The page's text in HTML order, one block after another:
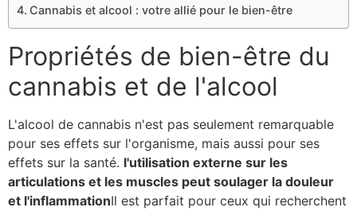
Cannabis et alcool : votre allié pour le bien-être
Propriétés de bien-être du
cannabis et de l'alcool
L'alcool de cannabis n'est pas seulement remarquable
pour ses effets sur l'organisme, mais aussi pour ses
effets sur la santé. l'utilisation externe sur les
articulations et les muscles peut soulager la douleur
et l'inflammationIl est parfait pour ceux qui recherchent